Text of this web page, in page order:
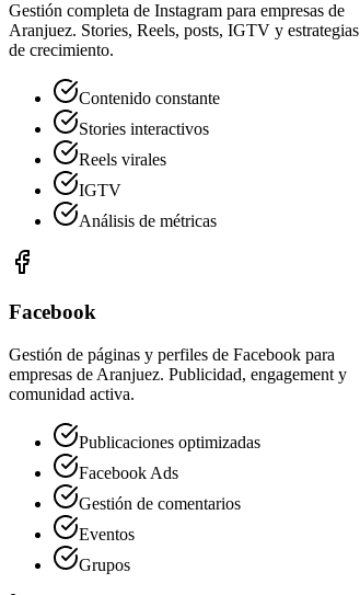
Gestión completa de Instagram para empresas de
Aranjuez. Stories, Reels, posts, IGTV y estrategias
de crecimiento.
Contenido constante
Stories interactivos
Reels virales
IGTV
Análisis de métricas
Facebook
Gestión de páginas y perfiles de Facebook para
empresas de Aranjuez. Publicidad, engagement y
comunidad activa.
Publicaciones optimizadas
Facebook Ads
Gestión de comentarios
Eventos
Grupos